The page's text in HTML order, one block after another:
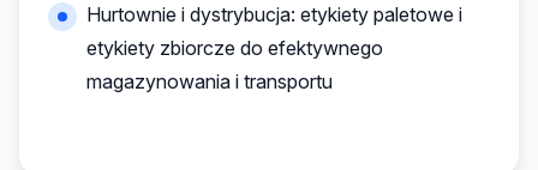
Hurtownie i dystrybucja: etykiety paletowe i
etykiety zbiorcze do efektywnego
magazynowania i transportu